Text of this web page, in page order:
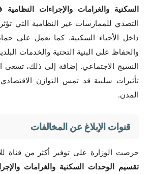
السكنية والغرامات والإجراءات
التصدي للممارسات غير النظامية التي
داخل الأحياء السكنية. كما تعمل على
والحفاظ على البنية التحتية والخدمات
النسيج الاجتماعي. إضافة إلى ذلك، تسعى
تأثيرات سلبية قد تمس التوازن
المدن.
قنوات الإبلاغ عن المخالفات
حرصت الوزارة على توفير أكثر من قناة
تقسيم الوحدات السكنية والغرامات